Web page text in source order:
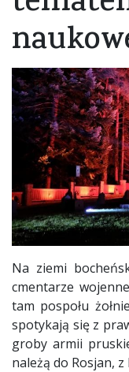
Na ziemi
cmentarze
tam pospołu
spotykają się z
groby armii
należą do Rosjan,